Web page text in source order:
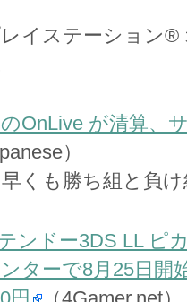
レイステーション
OnLive が清算、
）
くも勝ち組と負
ンドー3DS LL ピ
ターで8月25日開